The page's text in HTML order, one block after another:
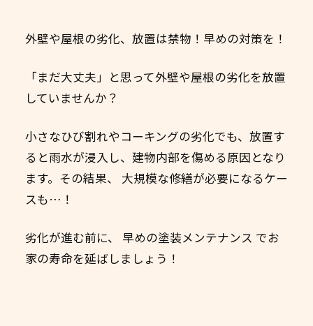
外壁や屋根の劣化、放置は禁物！早めの対策を！
「まだ大丈夫」と思って外壁や屋根の劣化を放置
していませんか？
小さなひび割れやコーキングの劣化でも、放置す
ると雨水が浸入し、建物内部を傷める原因となり
ます。その結果、 大規模な修繕が必要になるケー
スも…！
劣化が進む前に、 早めの塗装メンテナンス でお
家の寿命を延ばしましょう！